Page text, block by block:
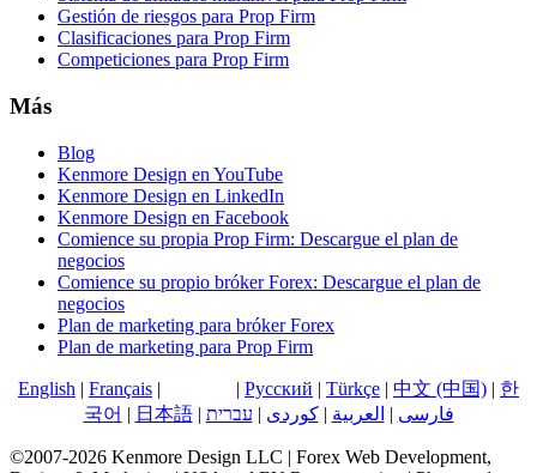
Gestión de riesgos para Prop Firm
Clasificaciones para Prop Firm
Competiciones para Prop Firm
Más
Blog
Kenmore Design en YouTube
Kenmore Design en LinkedIn
Kenmore Design en Facebook
Comience su propia Prop Firm: Descargue el plan de
negocios
Comience su propio bróker Forex: Descargue el plan de
negocios
Plan de marketing para bróker Forex
Plan de marketing para Prop Firm
English | Français | | Русский | Türkçe | 中文 (中国) | 한
국어 | 日本語| עברית | کوردی| العربية | فارسی
©2007-2026 Kenmore Design LLC | Forex Web Development,